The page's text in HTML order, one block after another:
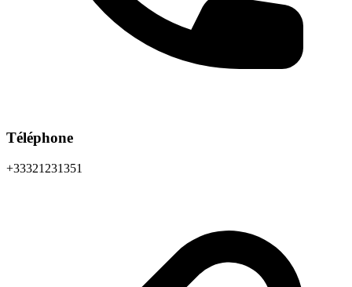
Téléphone
+33321231351